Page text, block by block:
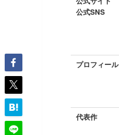
公式SNS
プロフィール
代表作